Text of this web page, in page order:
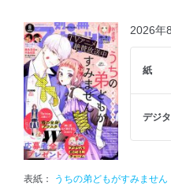
2026年
紙
デジ
表紙： うちの弟どもがすみません